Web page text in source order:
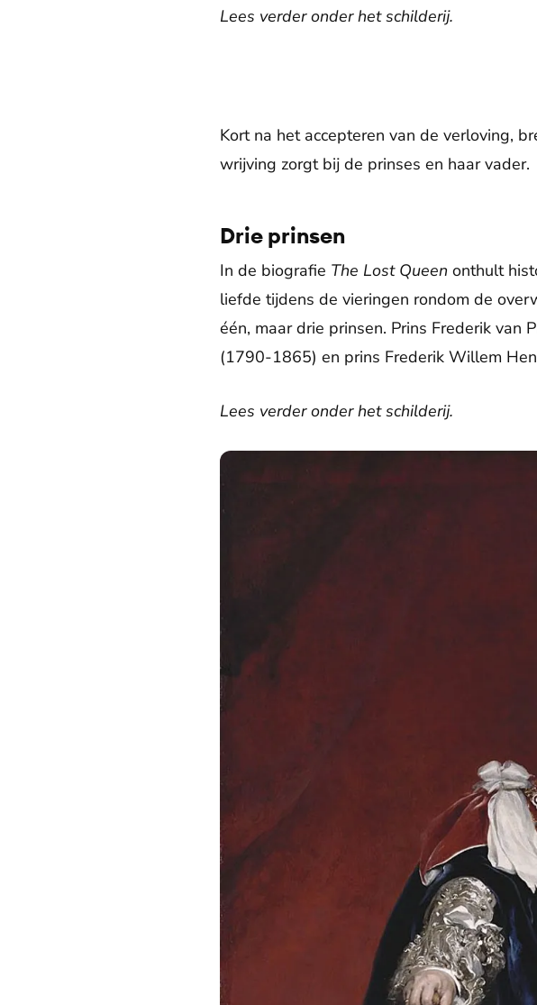
Lees verder onder het schilderij.
Kort na het accepteren van de verloving,
wrijving zorgt bij de prinses en haar vader.
Drie prinsen
In de biografie The Lost Queen onthult
liefde tijdens de vieringen rondom de
één, maar drie prinsen. Prins Frederik
(1790-1865) en prins Frederik Willem
Lees verder onder het schilderij.